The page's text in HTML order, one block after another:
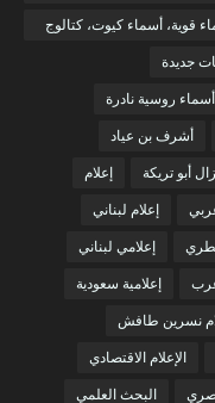
أسماء نادرة، أسماء ذكور 2025، أسماء قوية، أسماء كيوت، كتالوج
جديدة
أسماء روسية نادرة
أشرف بن عياد
أبو تريكة إعلام
إعلام لبناني
إعلامي لبناني
عرب إعلامية سعودية
نسرين طافش
الإعلام الاقتصادي
البحث العلمي